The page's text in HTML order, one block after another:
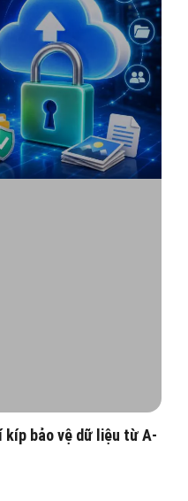
kíp bảo vệ dữ liệu từ A-